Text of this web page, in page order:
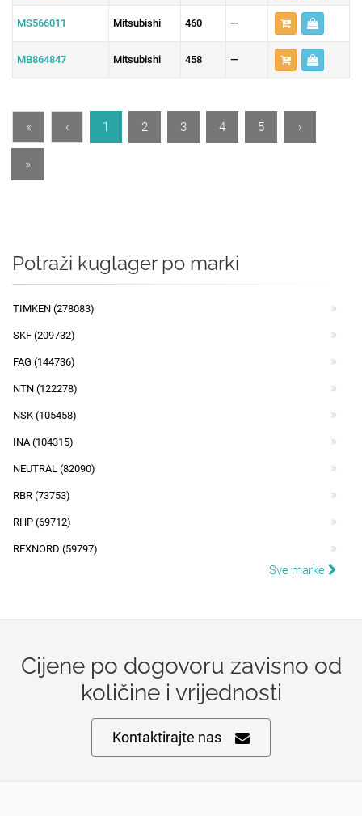
MS566011 Mitsubishi 460 —
MB864847 Mitsubishi 458 —
« ‹ 1 2 3 4 5 ›
»
Potraži kuglager po marki
TIMKEN (278083)
SKF (209732)
FAG (144736)
NTN (122278)
NSK (105458)
INA (104315)
NEUTRAL (82090)
RBR (73753)
RHP (69712)
REXNORD (59797)
Sve marke
Cijene po dogovoru zavisno od
količine i vrijednosti
Kontaktirajte nas